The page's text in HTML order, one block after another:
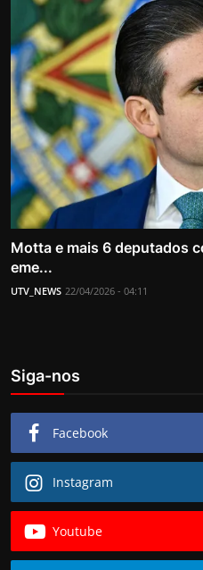
Motta e mais 6 deputados
eme...
UTV_NEWS 22/04/2026 - 04:11
Siga-nos
Facebook
Instagram
Youtube